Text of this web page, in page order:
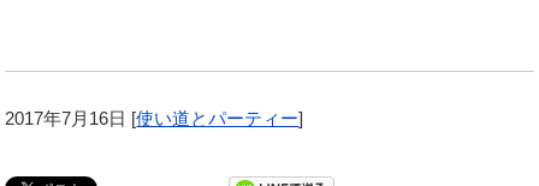
2017年7月16日 [使い道とパーティー]